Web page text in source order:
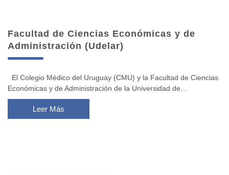
Facultad de Ciencias Económicas y de
Administración (Udelar)
El Colegio Médico del Uruguay (CMU) y la Facultad de Ciencias
Económicas y de Administración de la Universidad de…
Leer Más